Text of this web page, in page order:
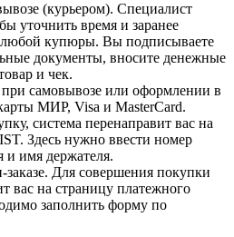
(курьером). Специалист
уточнить время и заранее
любой купюры. Вы подписываете
документы, вносите денежные
и чек.
самовывозе или оформлении в
МИР, Visa и MasterCard.
система перенаправит вас на
Здесь нужно ввести номер
и имя держателя.
Для совершения покупки
вас на страницу платежного
заполнить форму по